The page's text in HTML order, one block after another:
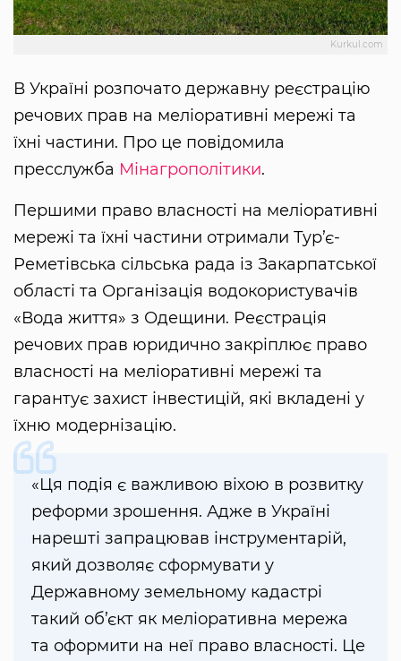
Kurkul.com
В Україні розпочато державну реєстрацію
речових прав на меліоративні мережі та
їхні частини. Про це повідомила
пресслужба Мінагрополітики.
Першими право власності на меліоративні
мережі та їхні частини отримали Тур’є-
Реметівська сільська рада із Закарпатської
області та Організація водокористувачів
«Вода життя» з Одещини. Реєстрація
речових прав юридично закріплює право
власності на меліоративні мережі та
гарантує захист інвестицій, які вкладені у
їхню модернізацію.
«Ця подія є важливою віхою в розвитку
реформи зрошення. Адже в Україні
нарешті запрацював інструментарій,
який дозволяє сформувати у
Державному земельному кадастрі
такий об’єкт як меліоративна мережа
та оформити на неї право власності. Це